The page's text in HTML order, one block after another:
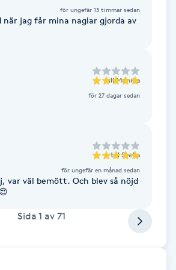
för ungefär 13 timmar sedan
jag får mina naglar gjorda av
till Monika
för 27 dagar sedan
till Stella
för ungefär en månad sedan
var väl bemött. Och blev så nöjd
Sida 1 av 71